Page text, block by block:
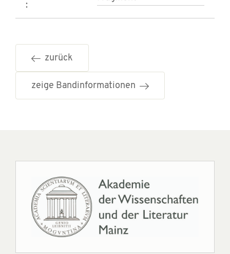
:
zurück
zeige Bandinformationen